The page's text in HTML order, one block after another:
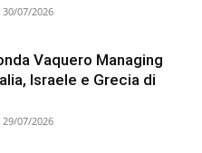
30/07/2026
Vaquero Managing
Israele e Grecia di
29/07/2026